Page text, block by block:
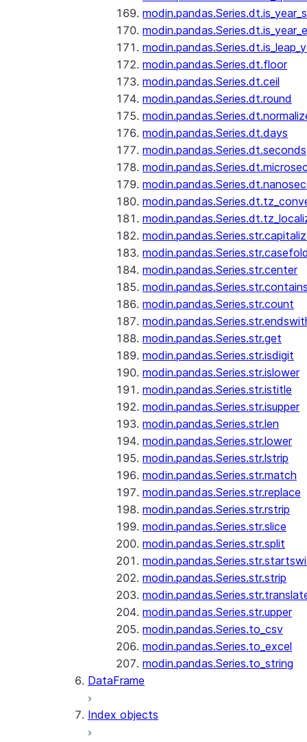
modin.pandas.Series.dt.floor
modin.pandas.Series.dt.ceil
modin.pandas.Series.dt.round
modin.pandas.Series.dt.days
modin.pandas.Series.dt.seconds
modin.pandas.Series.str.center
modin.pandas.Series.str.count
modin.pandas.Series.str.get
modin.pandas.Series.str.isdigit
modin.pandas.Series.str.islower
modin.pandas.Series.str.istitle
modin.pandas.Series.str.isupper
modin.pandas.Series.str.len
modin.pandas.Series.str.lower
modin.pandas.Series.str.lstrip
modin.pandas.Series.str.match
modin.pandas.Series.str.replace
modin.pandas.Series.str.rstrip
modin.pandas.Series.str.slice
modin.pandas.Series.str.split
modin.pandas.Series.str.strip
modin.pandas.Series.str.upper
modin.pandas.Series.to_csv
modin.pandas.Series.to_excel
modin.pandas.Series.to_string
DataFrame
Index objects